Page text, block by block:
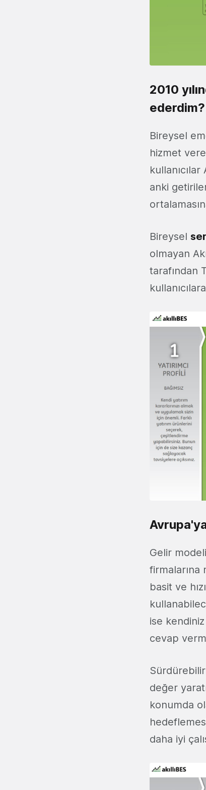
2010
ederdim?
Bireysel
hizmet
kullanıcılar
anki
Bireysel
olmayan
tarafından
Gelir
firmalarına
basit ve
ise
cevap
değer
konumda
daha iyi